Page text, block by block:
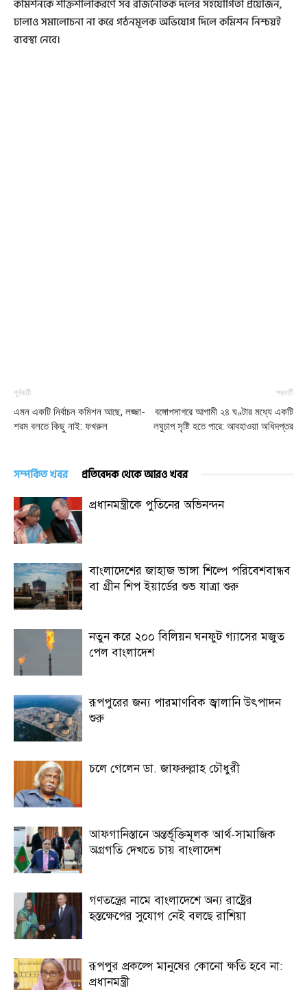
কমিশনকে শক্তিশালীকরণে সব রাজনৈতিক দলের সহযোগিতা প্রয়োজন,
ঢালাও সমালোচনা না করে গঠনমূলক অভিযোগ দিলে কমিশন নিশ্চয়ই
ব্যবস্থা নেবে।
পূর্ববর্তী
এমন একটি নির্বাচন কমিশন আছে, লজ্জা-
শরম বলতে কিছু নাই: ফখরুল
পরবর্তী
বঙ্গোপসাগরে আগামী ২৪ ঘণ্টার মধ্যে একটি
লঘুচাপ সৃষ্টি হতে পারে: আবহাওয়া অধিদপ্তর
সম্পর্কিত খবর প্রতিবেদক থেকে আরও খবর
প্রধানমন্ত্রীকে পুতিনের অভিনন্দন
বাংলাদেশের জাহাজ ভাঙ্গা শিল্পে পরিবেশবান্ধব
বা গ্রীন শিপ ইয়ার্ডের শুভ যাত্রা শুরু
নতুন করে ২০০ বিলিয়ন ঘনফুট গ্যাসের মজুত
পেল বাংলাদেশ
রূপপুরের জন্য পারমাণবিক জ্বালানি উৎপাদন
শুরু
চলে গেলেন ডা. জাফরুল্লাহ চৌধুরী
আফগানিস্তানে অন্তর্ভূক্তিমূলক আর্থ-সামাজিক
অগ্রগতি দেখতে চায় বাংলাদেশ
গণতন্ত্রের নামে বাংলাদেশে অন্য রাষ্ট্রের
হস্তক্ষেপের সুযোগ নেই বলছে রাশিয়া
রূপপুর প্রকল্পে মানুষের কোনো ক্ষতি হবে না:
প্রধানমন্ত্রী